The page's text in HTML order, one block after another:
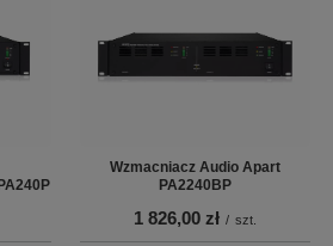
Wzmacniacz Audio Apart
PA2240BP
1 826,00 zł / szt.